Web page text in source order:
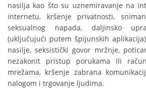
nasilja kao što su uznemiravanje na
internetu, kršenje privatnosti,
seksualnog napada, daljinsko
(uključujući putem špijunskih
nasilje, seksistički govor mržnje,
nezakonit pristup porukama ili
mrežama, kršenje zabrana
nalogom i trgovanje ljudima.